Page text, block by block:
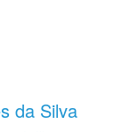
da Silva